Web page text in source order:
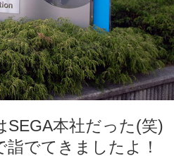
本社だった(笑)
詣でてきましたよ！